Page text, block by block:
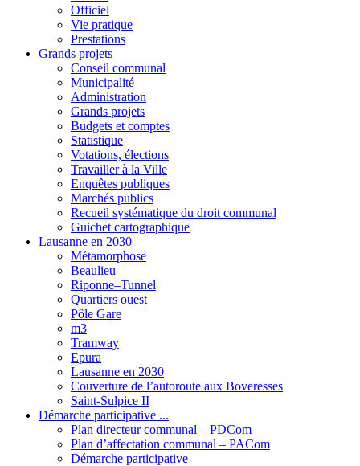
Officiel
Vie pratique
Prestations
Grands projets
Conseil communal
Municipalité
Administration
Grands projets
Budgets et comptes
Statistique
Votations, élections
Travailler à la Ville
Enquêtes publiques
Marchés publics
Recueil systématique du droit communal
Guichet cartographique
Lausanne en 2030
Métamorphose
Beaulieu
Riponne–Tunnel
Quartiers ouest
Pôle Gare
m3
Tramway
Epura
Lausanne en 2030
Couverture de l’autoroute aux Boveresses
Saint-Sulpice II
Démarche participative ...
Plan directeur communal – PDCom
Plan d’affectation communal – PACom
Démarche participative